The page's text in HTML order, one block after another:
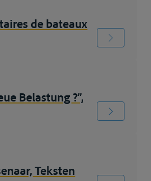
de bateaux
Belastung ?”,
Teksten